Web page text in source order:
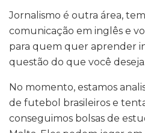
Jornalismo é outra área,
comunicação em inglês e
para quem quer aprender
questão do que você deseja.
No momento, estamos
de futebol brasileiros e
conseguimos bolsas de